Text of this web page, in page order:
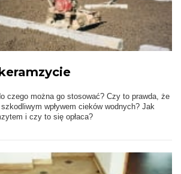
czego można go stosować? Czy to prawda, że
wpływem cieków wodnych? Jak
i czy to się opłaca?